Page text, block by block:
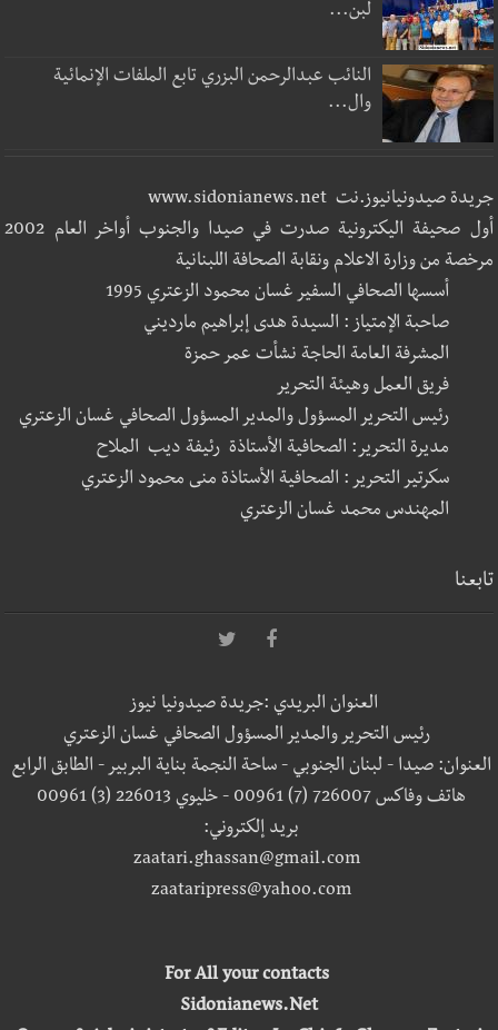
لبن...
النائب عبدالرحمن البزري تابع الملفات الإنمائية
وال...
جريدة صيدونيانيوز.نت www.sidonianews.net
أول صحيفة اليكترونية صدرت في صيدا والجنوب أواخر العام 2002
مرخصة من وزارة الاعلام ونقابة الصحافة اللبنانية
أسسها الصحافي السفير غسان محمود الزعتري 1995
صاحبة الإمتياز : السيدة هدى إبراهيم مارديني
المشرفة العامة الحاجة نشأت عمر حمزة
فريق العمل وهيئة التحرير
رئيس التحرير المسؤول والمدير المسؤول الصحافي غسان الزعتري
مديرة التحرير: الصحافية الأستاذة رئيفة ديب الملاح
سكرتير التحرير : الصحافية الأستاذة منى محمود الزعتري
المهندس محمد غسان الزعتري
تابعنا
العنوان البريدي :جريدة صيدونيا نيوز
رئيس التحرير والمدير المسؤول الصحافي غسان الزعتري
العنوان: صيدا - لبنان الجنوبي - ساحة النجمة بناية البربير - الطابق الرابع
هاتف وفاكس 726007 (7) 00961 - خليوي 226013 (3) 00961
بريد إلكتروني:
zaatari.ghassan@gmail.com
zaataripress@yahoo.com
For All your contacts
Sidonianews.Net